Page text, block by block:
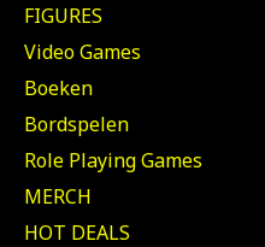
FIGURES
Video Games
Boeken
Bordspelen
Role Playing Games
MERCH
HOT DEALS